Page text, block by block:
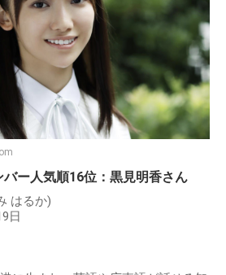
ー人気順16位：黒見明香さん
はるか)
日